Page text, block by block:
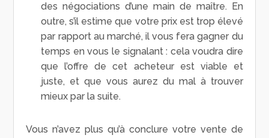
des négociations d’une main de maître. En
outre, s’il estime que votre prix est trop élevé
par rapport au marché, il vous fera gagner du
temps en vous le signalant : cela voudra dire
que l’offre de cet acheteur est viable et
juste, et que vous aurez du mal à trouver
mieux par la suite.
Vous n’avez plus qu’à conclure votre vente de